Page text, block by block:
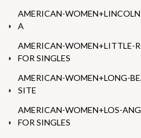
AMERICAN-
A
AMERICAN-WOMEN+LITTLE-
FOR SINGLES
AMERICAN-WOMEN+LONG-
SITE
AMERICAN-WOMEN+LOS-
FOR SINGLES